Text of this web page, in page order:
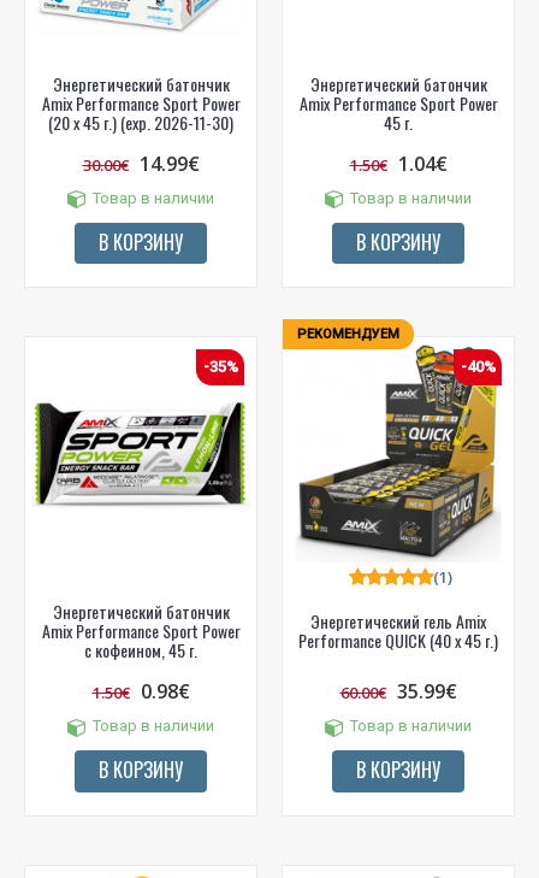
Энергетический батончик
Amix Performance Sport Power
(20 x 45 г.) (exp. 2026-11-30)
30.00€ 14.99€
Товар в наличии
В КОРЗИНУ
Энергетический батончик
Amix Performance Sport Power
45 г.
1.50€ 1.04€
Товар в наличии
В КОРЗИНУ
-35%
Энергетический батончик
Amix Performance Sport Power
с кофеином, 45 г.
1.50€ 0.98€
Товар в наличии
В КОРЗИНУ
РЕКОМЕНДУЕМ
-40%
Энергетический гель Amix
Performance QUICK (40 x 45 г.)
(1)
60.00€ 35.99€
Товар в наличии
В КОРЗИНУ